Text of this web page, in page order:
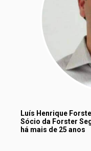
Luís Henrique
Sócio da Forster
há mais de 25 anos